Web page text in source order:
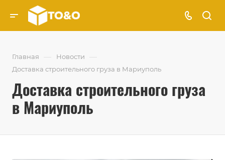
Главная — Новости —
Доставка строительного груза в Мариуполь
Доставка строительного груза
в Мариуполь